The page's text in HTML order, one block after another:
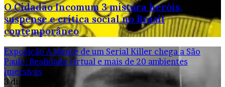
O Cidadão Incomum 3 mistura heróis,
suspense e crítica social no Brasil
contemporâneo
Exposição A Mente de um Serial Killer chega a São
Paulo: Realidade virtual e mais de 20 ambientes
imersivos
3 dias atrás